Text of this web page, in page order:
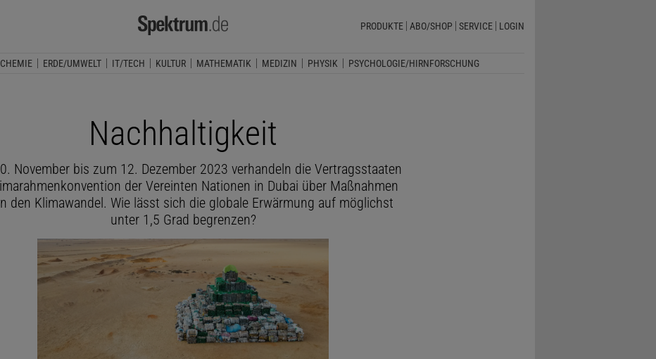
PRODUKTE ABO/SHOP SERVICE LOGIN
CHEMIE ERDE/UMWELT IT/TECH KULTUR MATHEMATIK MEDIZIN PHYSIK PSYCHOLOGIE/HIRNFORSCHUNG
Nachhaltigkeit
November bis zum 12. Dezember 2023 verhandeln die Vertragsstaaten
der Vereinten Nationen in Dubai über Maßnahmen
den Klimawandel. Wie lässt sich die globale Erwärmung auf möglichst
unter 1,5 Grad begrenzen?